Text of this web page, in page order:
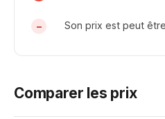
Son prix est peut
Comparer les prix